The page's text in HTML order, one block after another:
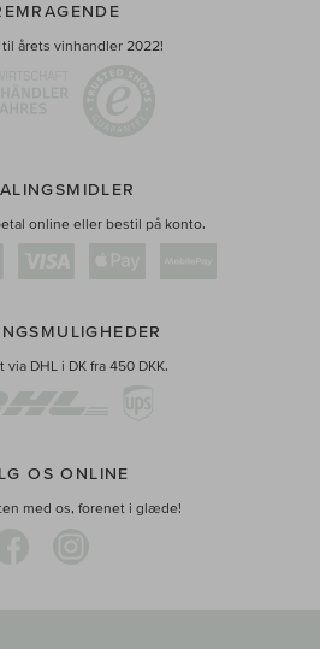
årets vinhandler 2022!
online eller bestil på konto.
via DHL i DK fra 450 DKK.
OS ONLINE
med os, forenet i glæde!